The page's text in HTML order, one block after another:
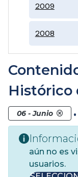
2009
2008
Histórico
06 - Junio .
aún no es
usuarios.